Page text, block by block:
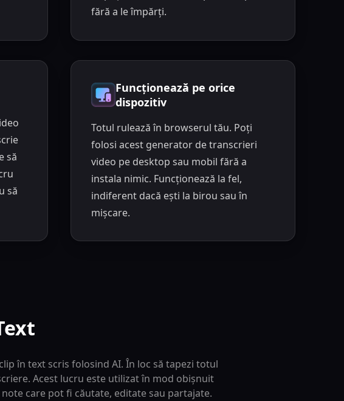
fără a le împărți.
să
să
Funcționează pe orice
dispozitiv
Totul rulează în browserul tău. Poți
folosi acest generator de transcrieri
video pe desktop sau mobil fără a
instala nimic. Funcționează la fel,
indiferent dacă ești la birou sau în
mișcare.
în text scris folosind AI. În loc să tapezi totul
Acest lucru este utilizat în mod obișnuit
care pot fi căutate, editate sau partajate.